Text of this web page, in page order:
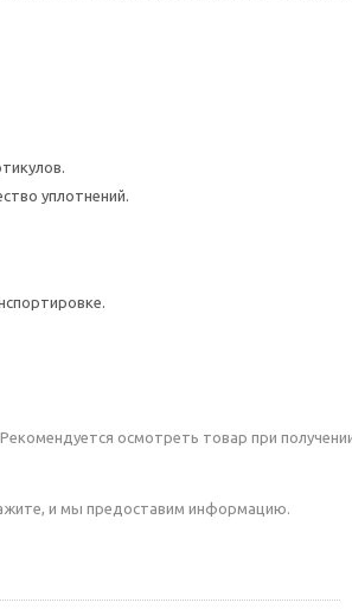
уплотнений.
осмотреть товар при
и мы предоставим информацию.